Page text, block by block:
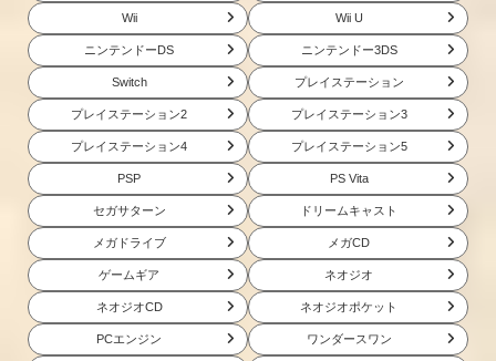
Wii Wii U
ニンテンドーDS ニンテンドー3DS
Switch プレイステーション
プレイステーション2 プレイステーション3
プレイステーション4 プレイステーション5
PSP PS Vita
セガサターン ドリームキャスト
メガドライブ メガCD
ゲームギア ネオジオ
ネオジオCD ネオジオポケット
PCエンジン ワンダースワン